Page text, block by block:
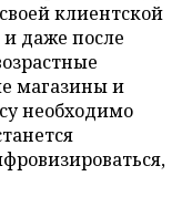
клиентской
и даже после
магазины и
необходимо